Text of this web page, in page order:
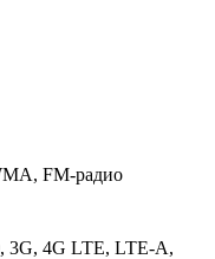
FM-радио
3G, 4G LTE, LTE-A,